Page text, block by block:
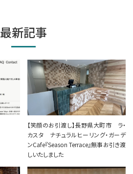
最新記事
【笑顔のお引渡し】長野県大町市 ラ・
カスタ ナチュラルヒーリング・ガーデ
ンCafe『Season Terrace』無事お引き渡
しいたしました